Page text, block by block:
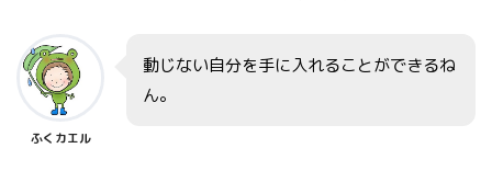
ふくカエル
動じない自分を手に入れることができるね
ん。